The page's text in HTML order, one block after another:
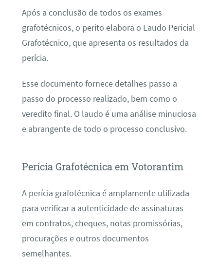
Após a conclusão de todos os exames
grafotécnicos, o perito elabora o Laudo Pericial
Grafotécnico, que apresenta os resultados da
perícia.
Esse documento fornece detalhes passo a
passo do processo realizado, bem como o
veredito final. O laudo é uma análise minuciosa
e abrangente de todo o processo conclusivo.
Perícia Grafotécnica em Votorantim
A perícia grafotécnica é amplamente utilizada
para verificar a autenticidade de assinaturas
em contratos, cheques, notas promissórias,
procurações e outros documentos
semelhantes.